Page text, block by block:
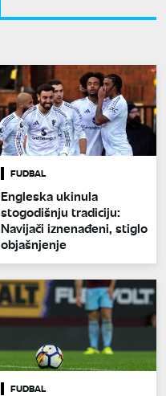
FUDBAL
Engleska ukinula
stogodišnju tradiciju:
Navijači iznenađeni, stiglo
objašnjenje
FUDBAL